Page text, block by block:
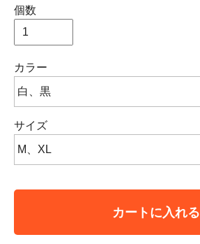
個数
カラー
サイズ
カートに入れる